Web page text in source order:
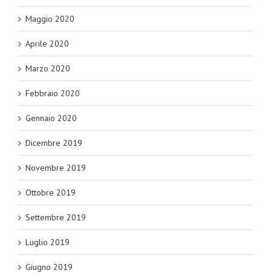
Maggio 2020
Aprile 2020
Marzo 2020
Febbraio 2020
Gennaio 2020
Dicembre 2019
Novembre 2019
Ottobre 2019
Settembre 2019
Luglio 2019
Giugno 2019